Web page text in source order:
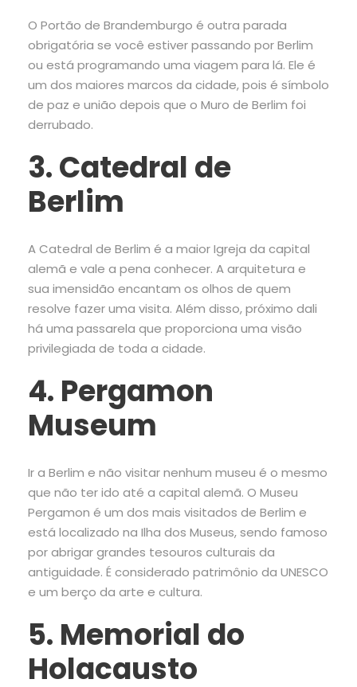
O Portão de Brandemburgo é outra parada
obrigatória se você estiver passando por Berlim
ou está programando uma viagem para lá. Ele é
um dos maiores marcos da cidade, pois é símbolo
de paz e união depois que o Muro de Berlim foi
derrubado.
3. Catedral de
Berlim
A Catedral de Berlim é a maior Igreja da capital
alemã e vale a pena conhecer. A arquitetura e
sua imensidão encantam os olhos de quem
resolve fazer uma visita. Além disso, próximo dali
há uma passarela que proporciona uma visão
privilegiada de toda a cidade.
4. Pergamon
Museum
Ir a Berlim e não visitar nenhum museu é o mesmo
que não ter ido até a capital alemã. O Museu
Pergamon é um dos mais visitados de Berlim e
está localizado na Ilha dos Museus, sendo famoso
por abrigar grandes tesouros culturais da
antiguidade. É considerado patrimônio da UNESCO
e um berço da arte e cultura.
5. Memorial do
Holacausto